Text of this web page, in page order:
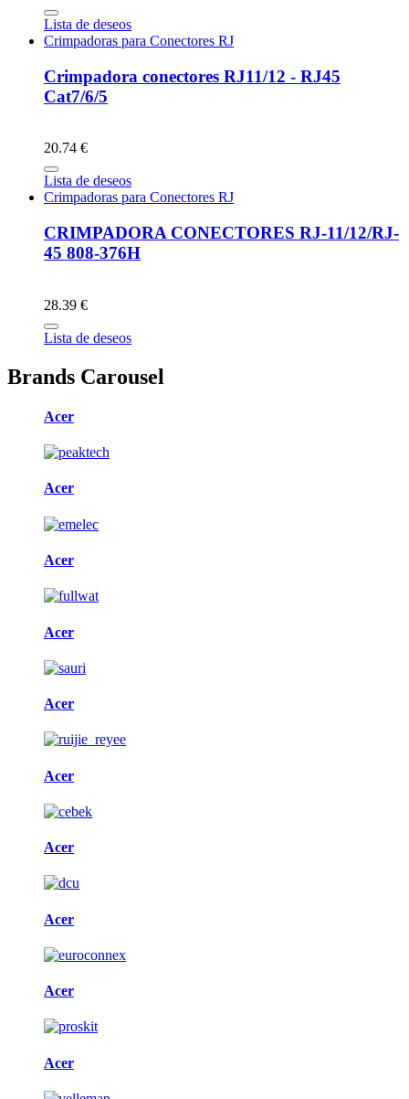
Lista de deseos
Crimpadoras para Conectores RJ
Crimpadora conectores RJ11/12 - RJ45
Cat7/6/5
20.74 €
Lista de deseos
Crimpadoras para Conectores RJ
CRIMPADORA CONECTORES RJ-11/12/RJ-
45 808-376H
28.39 €
Lista de deseos
Brands Carousel
Acer
Acer
Acer
Acer
Acer
Acer
Acer
Acer
Acer
Acer